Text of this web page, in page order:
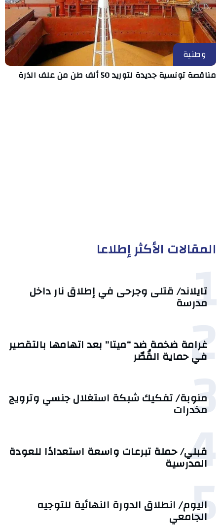
وطنية
مناقصة تونسية جديدة لتوريد 50 ألف طن من علف الذرة
المقالات الأكثر إطلاعا
1
تايلاند/ قتلى وجرحى في إطلاق نار داخل
مدرسة
2
غرامة ضخمة ضد “ميتا” بعد اتهامها بالتقصير
في حماية القُصّر
3
منوبة/ تفكيك شبكة استغلال جنسي وترويج
مخدرات
4
قبلي/ حملة تبرعات واسعة استعدادًا للعودة
المدرسية
5
اليوم/ انطلاق الدورة النهائية للتوجيه
الجامعي